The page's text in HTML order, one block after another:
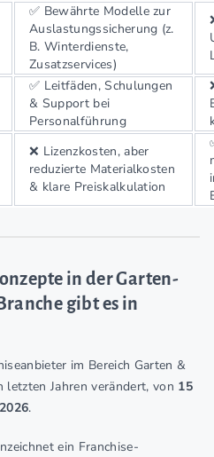
✅ Bewährte Modelle zur
Auslastungssicherung (z.
B. Winterdienste,
Zusatzservices)
✅ Leitfäden, Schulungen
& Support bei
Personalführung
❌ Lizenzkosten, aber
reduzierte Materialkosten
& klare Preiskalkulation
in der Garten-
gibt es in
im Bereich Garten &
Jahren verändert, von 15
.
ein Franchise-